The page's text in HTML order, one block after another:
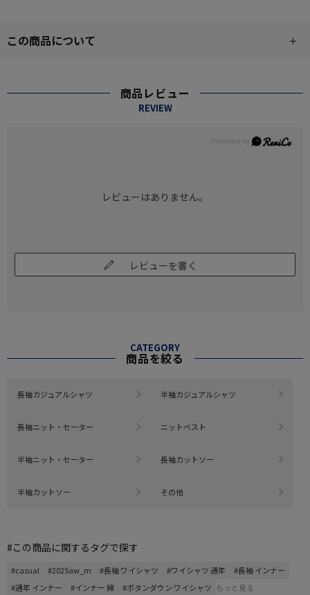
この商品について
商品レビュー
REVIEW
レビューはありません。
レビューを書く
CATEGORY
商品を絞る
長袖カジュアルシャツ 半袖カジュアルシャツ
長袖ニット・セーター ニットベスト
半袖ニット・セーター 長袖カットソー
半袖カットソー その他
#この商品に関するタグで探す
#casual #2025aw_m #長袖 ワイシャツ #ワイシャツ 通年
#長袖 インナー
#通年 インナー
#インナー 綿 #ボタンダウン ワイシャツ もっと見る